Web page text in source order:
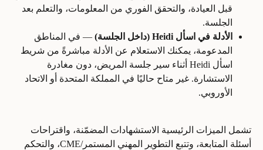
قبل العيادة، والتحقق الفوري من المعلومات، والتعلم بعد
الجلسة.
الأدلة في اسأل Heidi (داخل الجلسة)
— في المناطق
المدعومة، يمكنك الاستعلام عن الأدلة مباشرةً من شريط
اسأل Heidi أثناء سير جلسة المريض، دون مغادرة
الاستشارة. غير متاح حاليًا في المملكة المتحدة أو الاتحاد
الأوروبي.
تشمل الميزات الرئيسية الاستشهادات المضمّنة، واقتراحات
أسئلة المتابعة، وتتبع التطوير المهني المستمر/CME، والتحكم